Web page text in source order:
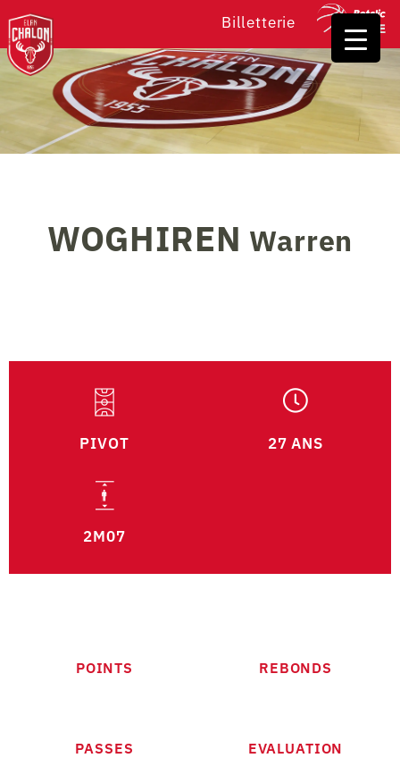
Billetterie
WOGHIREN Warren
PIVOT 27 ANS
2M07
POINTS REBONDS
PASSES EVALUATION